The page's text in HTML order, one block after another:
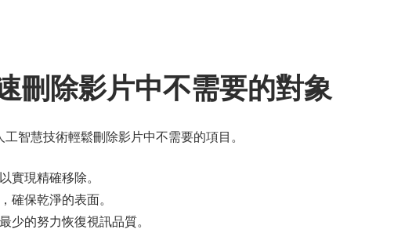
刪除影片中不需要的對象
智慧技術輕鬆刪除影片中不需要的項目。
實現精確移除。
確保乾淨的表面。
少的努力恢復視訊品質。